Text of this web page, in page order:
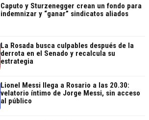
Caputo y Sturzenegger crean un fondo para
indemnizar y “ganar” sindicatos aliados
La Rosada busca culpables después de la
derrota en el Senado y recalcula su
estrategia
Lionel Messi llega a Rosario a las 20.30:
velatorio íntimo de Jorge Messi, sin acceso
al público